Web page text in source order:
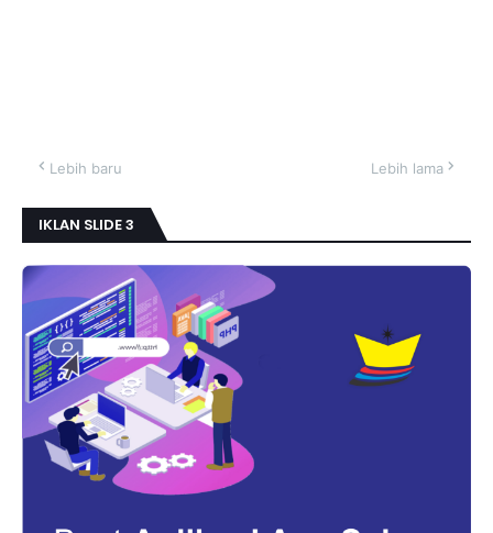
Lebih baru Lebih lama
IKLAN SLIDE 3